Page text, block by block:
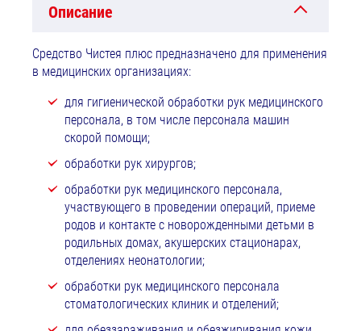
Описание
Средство Чистея плюс предназначено для применения
в медицинских организациях:
для гигиенической обработки рук медицинского
персонала, в том числе персонала машин
скорой помощи;
обработки рук хирургов;
обработки рук медицинского персонала,
участвующего в проведении операций, приеме
родов и контакте с новорожденными детьми в
родильных домах, акушерских стационарах,
отделениях неонатологии;
обработки рук медицинского персонала
стоматологических клиник и отделений;